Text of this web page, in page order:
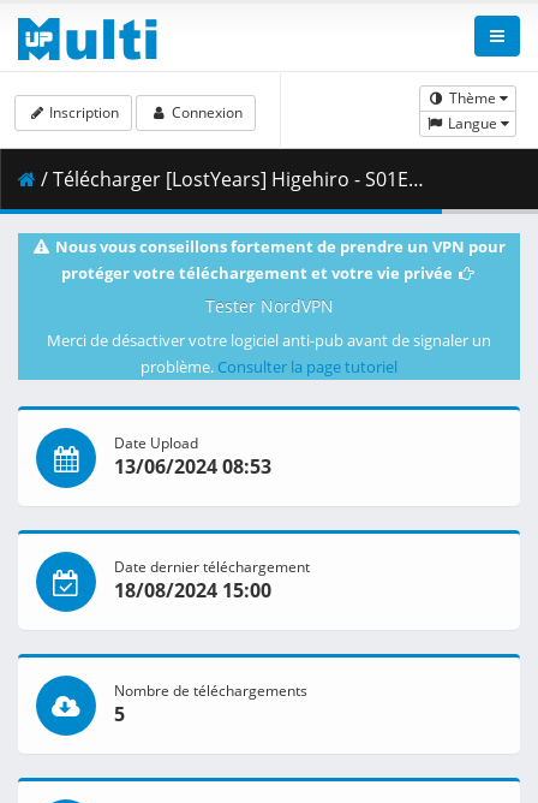
Thème
Langue
Inscription Connexion
/ Télécharger [LostYears] Higehiro - S01E06v2 (BD 1080p x265 10-bit FLAC AAC) [D73D897E].mkv.002 ( 405.45 MB )
Nous vous conseillons fortement de prendre un VPN pour
protéger votre téléchargement et votre vie privée
Tester NordVPN
Merci de désactiver votre logiciel anti-pub avant de signaler un
problème. Consulter la page tutoriel
Date Upload
13/06/2024 08:53
Date dernier téléchargement
18/08/2024 15:00
Nombre de téléchargements
5